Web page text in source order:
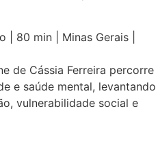
| 80 min | Minas Gerais |
de Cássia Ferreira percorre
e saúde mental, levantando
vulnerabilidade social e